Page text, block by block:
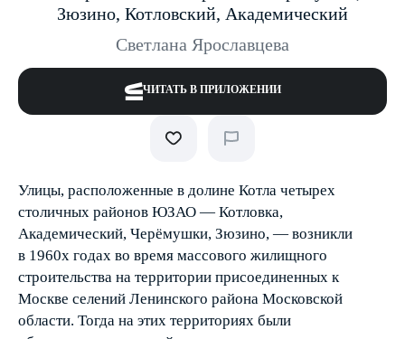
Зюзино, Котловский, Академический
Светлана Ярославцева
ЧИТАТЬ В ПРИЛОЖЕНИИ
Улицы, расположенные в долине Котла четырех
столичных районов ЮЗАО — ­Котловка,
Академический, Черёмушки, Зюзино, — возникли
в 1960­х годах во время массового жилищного
строительства на территории присоединенных к
Москве селений Ленинского района Московской
области. Тогда на этих территориях были